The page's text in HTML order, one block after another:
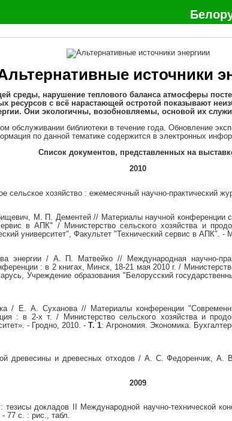
источники
среды, нарушение теплового баланса атмосферы
ресурсов с всё нарастающей остротой показывают
Они экологичны, возобновляемы, основой их
обслуживании библиотеки в течение года. Обновление
по данной тематике содержится в электронных
Список документов, представленных на
2010
сельское хозяйство : ежемесячный научно-практический
М. П. Дементей // Материалы научной конференции
в АПК" / Министерство сельского хозяйства и
университет", Факультет "Технический сервис в АПК". -
энергии / А. П. Матвейко // Международная научно-
: в 2 книгах, Минск, 18-21 мая 2010 г. /
Учреждение образования "Белорусский
/ Е. А. Суханова // Материалы конференции
: в 2-х т. / Министерство сельского хозяйства и
- Гродно, 2010. - Т. 1: Агрономия. Экономика.
древесины и древесных отходов / А. С.
2009
тезисы докладов II Международной научно-технической
77 с. : рис., табл.